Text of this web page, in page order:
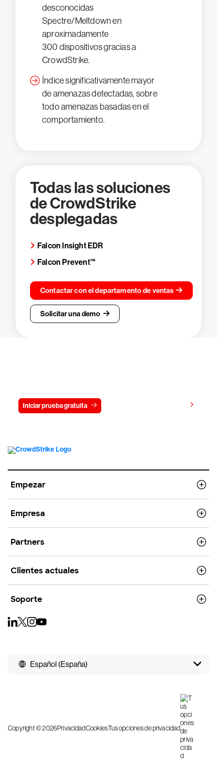
desconocidas
Spectre/Meltdown en
aproximadamente
300 dispositivos gracias a
CrowdStrike.
Índice significativamente mayor
de amenazas detectadas, sobre
todo amenazas basadas en el
comportamiento.
Todas las soluciones
de CrowdStrike
desplegadas
Falcon Insight EDR
Falcon Prevent™
Contactar con el departamento de ventas
Solicitar una demo
Iniciar prueba gratuita
Empezar
Empresa
Partners
Clientes actuales
Soporte
Español (España)
Copyright © 2026PrivacidadCookiesTus opciones de privacidad